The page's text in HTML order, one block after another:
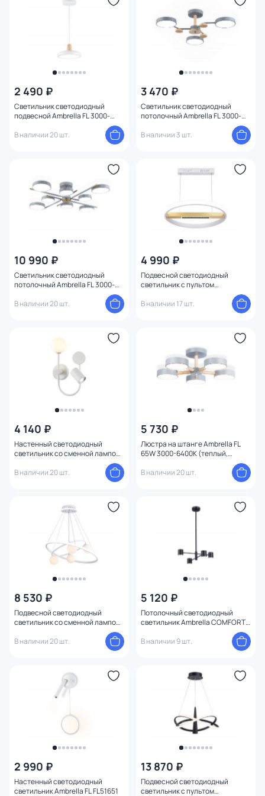
2 490 ₽
Светильник светодиодный
подвесной Ambrella FL 3000-
В наличии 20 шт.
3 470 ₽
Светильник светодиодный
потолочный Ambrella FL 3000-
В наличии 3 шт.
10 990 ₽
Светильник светодиодный
потолочный Ambrella FL 3000-
В наличии 20 шт.
4 990 ₽
Подвесной светодиодный
светильник с пультом
управления Ambrella FL 3000-
6400К (теплый, белый,
В наличии 17 шт.
4 140 ₽
Настенный светодиодный
светильник со сменной лампой
В наличии 20 шт.
5 730 ₽
Люстра на штанге Ambrella FL
65W 3000-6400К (теплый,
В наличии 20 шт.
8 530 ₽
Подвесной светодиодный
светильник со сменной лампой
и с пультом управления Ambrella
FL G9 3000-6400К FL66321
В наличии 20 шт.
5 120 ₽
Потолочный светодиодный
светильник Ambrella COMFORT
В наличии 9 шт.
2 990 ₽
Настенный светодиодный
светильник Ambrella FL FL51651
13 870 ₽
Подвесной светодиодный
светильник с пультом